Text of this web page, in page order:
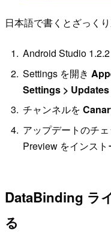
日本語で書くとざっく
Android Studio
Settings を開き
Settings > Updates
チャンネルを
アップデートのチ
Preview をインスト
DataBinding ラ
る